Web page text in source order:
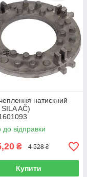
європейським
нас в наявності
"AvtoGradus"
вироблених
гарантуємо високу
натискний
AČ)
до відправки
₴ 4 528 ₴
Купити